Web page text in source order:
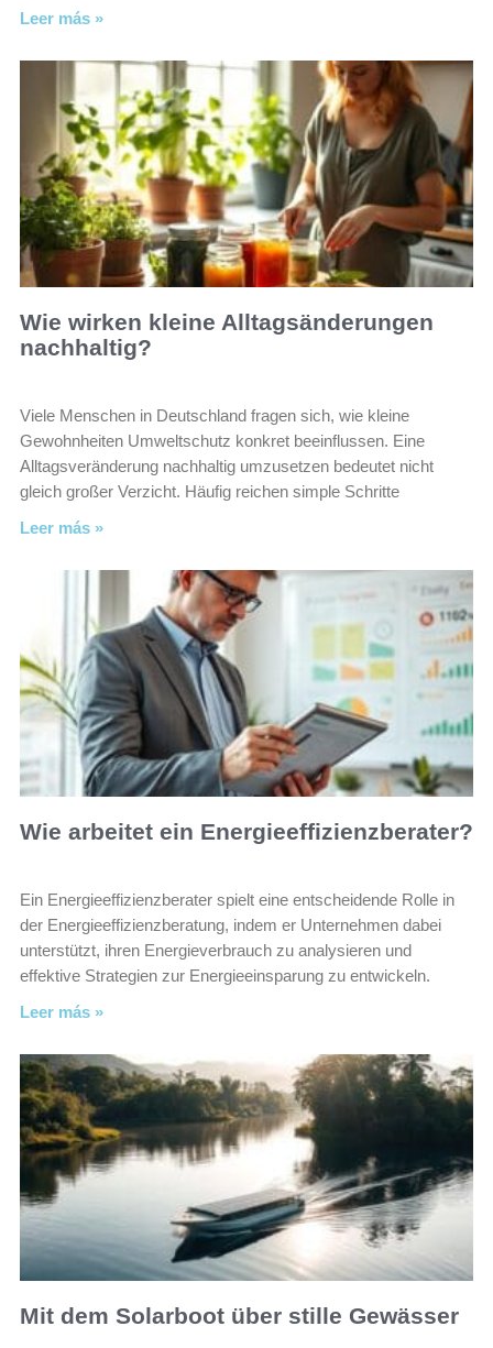
Leer más »
Wie wirken kleine Alltagsänderungen
nachhaltig?
Viele Menschen in Deutschland fragen sich, wie kleine
Gewohnheiten Umweltschutz konkret beeinflussen. Eine
Alltagsveränderung nachhaltig umzusetzen bedeutet nicht
gleich großer Verzicht. Häufig reichen simple Schritte
Leer más »
Wie arbeitet ein Energieeffizienzberater?
Ein Energieeffizienzberater spielt eine entscheidende Rolle in
der Energieeffizienzberatung, indem er Unternehmen dabei
unterstützt, ihren Energieverbrauch zu analysieren und
effektive Strategien zur Energieeinsparung zu entwickeln.
Leer más »
Mit dem Solarboot über stille Gewässer